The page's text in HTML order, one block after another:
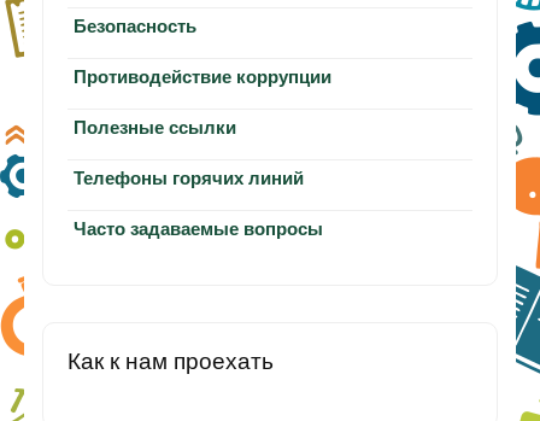
Безопасность
Противодействие коррупции
Полезные ссылки
Телефоны горячих линий
Часто задаваемые вопросы
Как к нам проехать